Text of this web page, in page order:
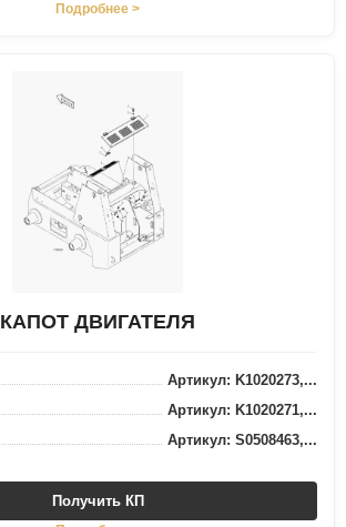
Подробнее >
КАПОТ ДВИГАТЕЛЯ
Артикул: K1020273,...
Артикул: K1020271,...
Артикул: S0508463,...
Получить КП